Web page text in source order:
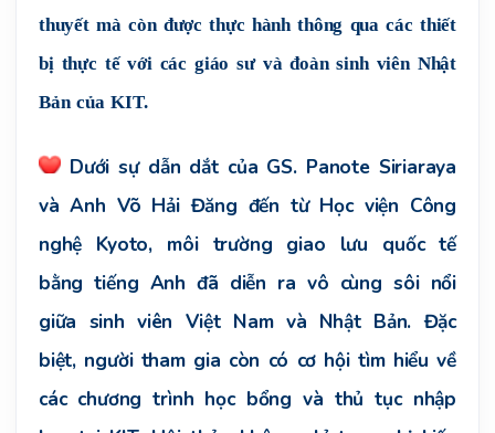
thuyết mà còn được thực hành thông qua các thiết
bị thực tế với các giáo sư và đoàn sinh viên Nhật
Bản của KIT.
Dưới sự dẫn dắt của GS. Panote Siriaraya
và Anh Võ Hải Đăng đến từ Học viện Công
nghệ Kyoto, môi trường giao lưu quốc tế
bằng tiếng Anh đã diễn ra vô cùng sôi nổi
giữa sinh viên Việt Nam và Nhật Bản. Đặc
biệt, người tham gia còn có cơ hội tìm hiểu về
các chương trình học bổng và thủ tục nhập